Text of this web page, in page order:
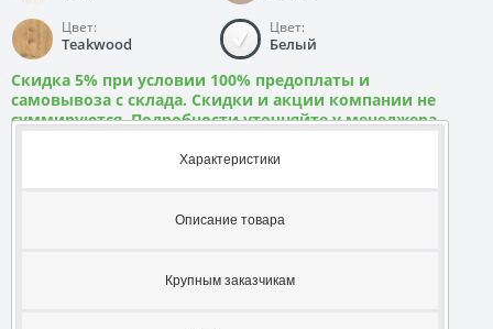
Цвет:
Teakwood
Цвет:
Белый
Скидка 5% при условии 100% предоплаты и
самовывоза с склада. Скидки и акции компании не
суммируются. Подробности уточняйте у менеджера
Характеристики
Описание товара
Крупным заказчикам